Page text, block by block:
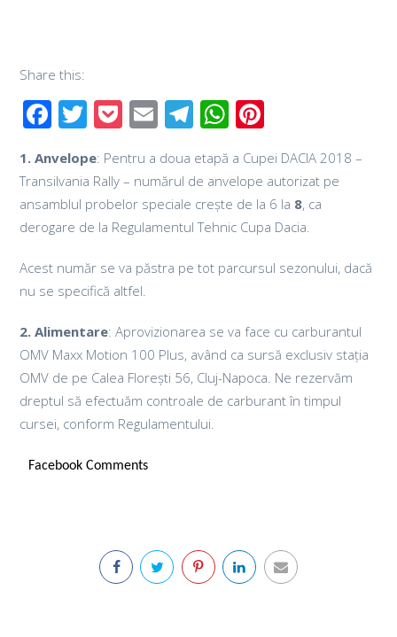
Share this:
Facebook
Twitter
Pocket
EmailTelegram
WhatsApp
1. Anvelope: Pentru a doua etapă a Cupei DACIA 2018 –
Transilvania Rally – numărul de anvelope autorizat pe
ansamblul probelor speciale crește de la 6 la 8, ca
derogare de la Regulamentul Tehnic Cupa Dacia.
Acest număr se va păstra pe tot parcursul sezonului, dacă
nu se specifică altfel.
2. Alimentare: Aprovizionarea se va face cu carburantul
OMV Maxx Motion 100 Plus, având ca sursă exclusiv stația
OMV de pe Calea Florești 56, Cluj-Napoca. Ne rezervăm
dreptul să efectuăm controale de carburant în timpul
cursei, conform Regulamentului.
Facebook Comments